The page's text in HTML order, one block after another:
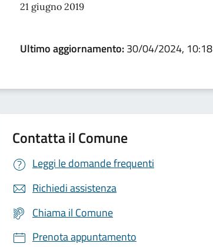
21 giugno 2019
Ultimo aggiornamento:30/04/2024, 10:18
Contatta il Comune
Leggi le domande frequenti
Richiedi assistenza
Chiama il Comune
Prenota appuntamento